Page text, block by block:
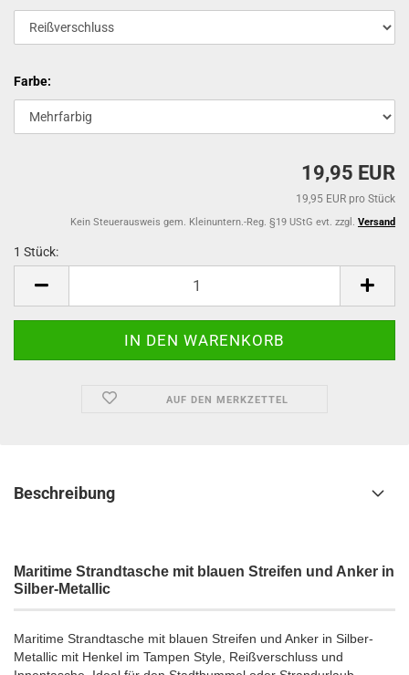
Farbe:
19,95 EUR
19,95 EUR pro Stück
Kein Steuerausweis gem. Kleinuntern.-Reg. §19 UStG evt. zzgl. Versand
1 Stück:
Stück
AUF DEN MERKZETTEL
Beschreibung
Maritime Strandtasche mit blauen Streifen und Anker in
Silber-Metallic
Maritime Strandtasche mit blauen Streifen und Anker in Silber-
Metallic mit Henkel im Tampen Style, Reißverschluss und